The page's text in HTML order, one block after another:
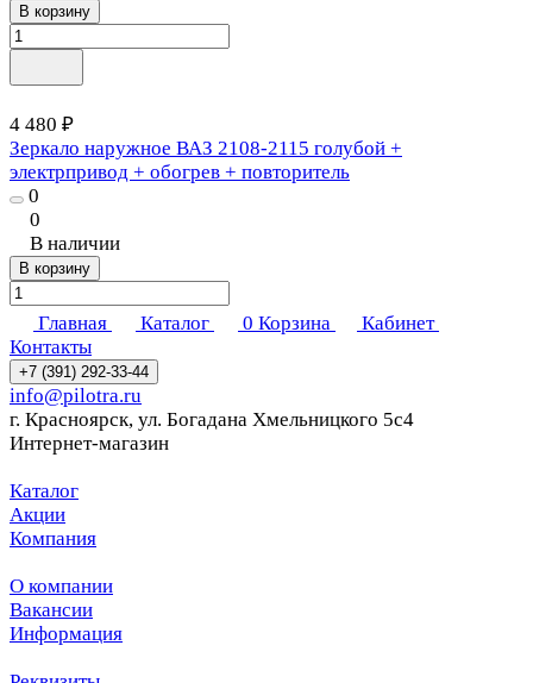
В корзину
4 480 ₽
Зеркало наружное ВАЗ 2108-2115 голубой +
электрпривод + обогрев + повторитель
0
0
В наличии
В корзину
Главная Каталог 0 Корзина
Кабинет
Контакты
+7 (391) 292-33-44
info@pilotra.ru
г. Красноярск, ул. Богадана Хмельницкого 5с4
Интернет-магазин
Каталог
Акции
Компания
О компании
Вакансии
Информация